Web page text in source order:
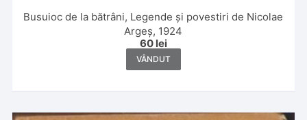
Busuioc de la bătrâni, Legende și povestiri de Nicolae
Argeș, 1924
60 lei
VÂNDUT